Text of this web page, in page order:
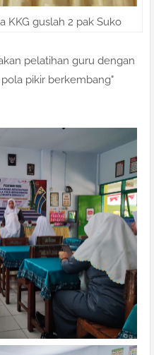
KKG guslah 2 pak Suko
pelatihan guru dengan
pikir berkembang"